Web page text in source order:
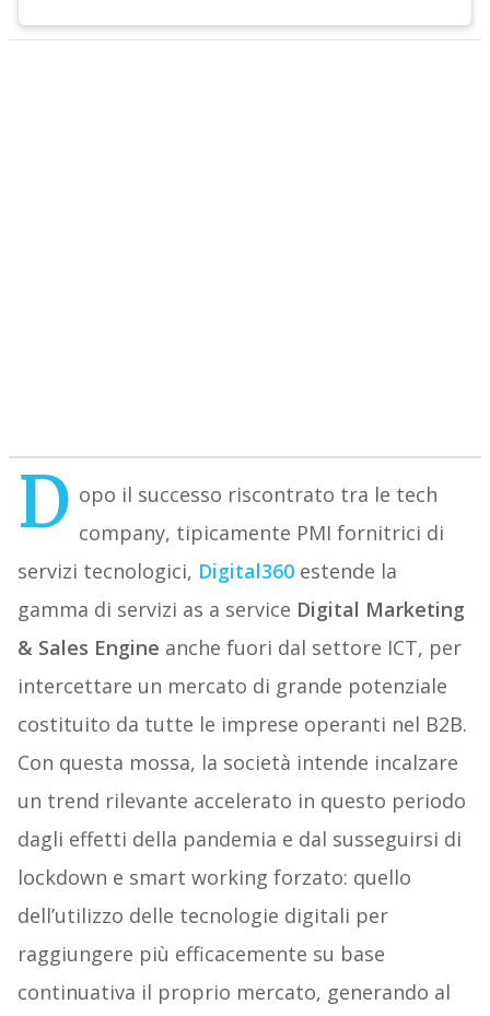
D opo il successo riscontrato tra le tech
company, tipicamente PMI fornitrici di
servizi tecnologici, Digital360 estende la
gamma di servizi as a service Digital Marketing
& Sales Engine anche fuori dal settore ICT, per
intercettare un mercato di grande potenziale
costituito da tutte le imprese operanti nel B2B.
Con questa mossa, la società intende incalzare
un trend rilevante accelerato in questo periodo
dagli effetti della pandemia e dal susseguirsi di
lockdown e smart working forzato: quello
dell’utilizzo delle tecnologie digitali per
raggiungere più efficacemente su base
continuativa il proprio mercato, generando al